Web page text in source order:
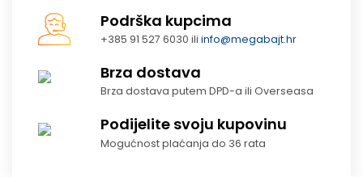
Podrška kupcima
+385 91 527 6030 iliinfo@megabajt.hr
Brza dostava
Brza dostava putem DPD-a ili Overseasa
Podijelite svoju kupovinu
Mogućnost plaćanja do 36 rata